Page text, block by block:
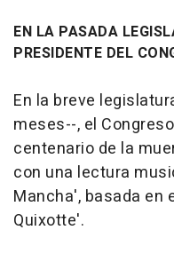
EN LA PASADA
PRESIDENTE DEL
En la breve
meses--, el
centenario de la
con una lectura
Mancha', basada en
Quixotte'.